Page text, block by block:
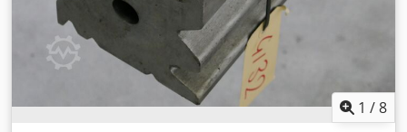
1 /8